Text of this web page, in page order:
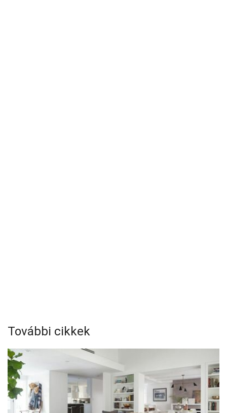
További cikkek